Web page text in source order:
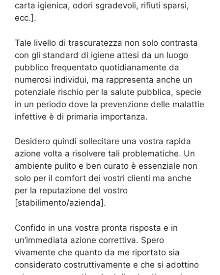
carta igienica, odori sgradevoli, rifiuti sparsi,
ecc.].
Tale livello di trascuratezza non solo contrasta
con gli standard di igiene attesi da un luogo
pubblico frequentato quotidianamente da
numerosi individui, ma rappresenta anche un
potenziale rischio per la salute pubblica, specie
in un periodo dove la prevenzione delle malattie
infettive è di primaria importanza.
Desidero quindi sollecitare una vostra rapida
azione volta a risolvere tali problematiche. Un
ambiente pulito e ben curato è essenziale non
solo per il comfort dei vostri clienti ma anche
per la reputazione del vostro
[stabilimento/azienda].
Confido in una vostra pronta risposta e in
un’immediata azione correttiva. Spero
vivamente che quanto da me riportato sia
considerato costruttivamente e che si adottino